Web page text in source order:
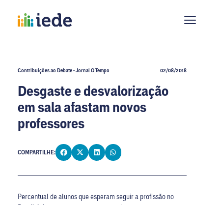
Contribuições ao Debate - Jornal O Tempo 02/08/2018
Desgaste e desvalorização
em sala afastam novos
professores
COMPARTILHE:
Percentual de alunos que esperam seguir a profissão no